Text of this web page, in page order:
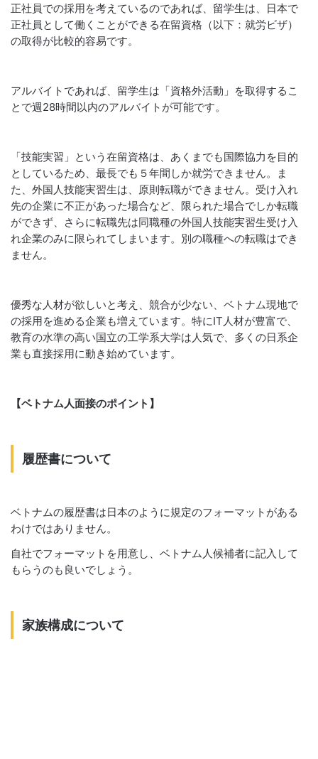
正社員での採用を考えているのであれば、留学生は、日本で
正社員として働くことができる在留資格（以下：就労ビザ）
の取得が比較的容易です。
アルバイトであれば、留学生は「資格外活動」を取得するこ
とで週28時間以内のアルバイトが可能です。
「技能実習」という在留資格は、あくまでも国際協力を目的
としているため、最長でも５年間しか就労できません。ま
た、外国人技能実習生は、原則転職ができません。受け入れ
先の企業に不正があった場合など、限られた場合でしか転職
ができず、さらに転職先は同職種の外国人技能実習生受け入
れ企業のみに限られてしまいます。別の職種への転職はでき
ません。
優秀な人材が欲しいと考え、競合が少ない、ベトナム現地で
の採用を進める企業も増えています。特にIT人材が豊富で、
教育の水準の高い国立の工学系大学は人気で、多くの日系企
業も直接採用に動き始めています。
【ベトナム人面接のポイント】
履歴書について
ベトナムの履歴書は日本のように規定のフォーマットがある
わけではありません。
自社でフォーマットを用意し、ベトナム人候補者に記入して
もらうのも良いでしょう。
家族構成について